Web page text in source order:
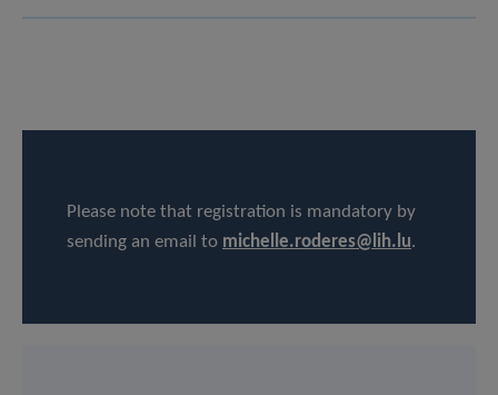
Please note that registration is mandatory by
sending an email to michelle.roderes@lih.lu.